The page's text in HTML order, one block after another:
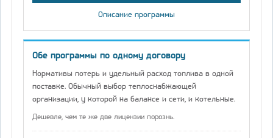
Описание программы
Обе программы по одному договору
Нормативы потерь и удельный расход топлива в одной
поставке. Обычный выбор теплоснабжающей
организации, у которой на балансе и сети, и котельные.
Дешевле, чем те же две лицензии порознь.